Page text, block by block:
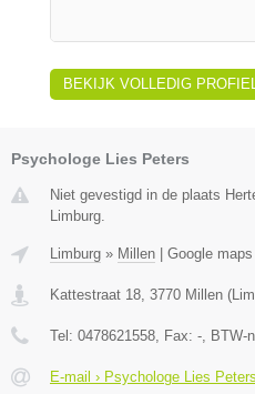
BEKIJK VOLLEDIG PROFIEL
Psychologe Lies Peters
Niet gevestigd in de plaats
Limburg.
Limburg » Millen Google maps
Kattestraat 18 3770 Millen (
Tel: 0478621558 , Fax: - , BTW-
E-mail › Psychologe Lies Peters